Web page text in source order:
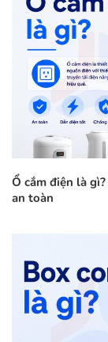
Ổ cắm điện là
an toàn